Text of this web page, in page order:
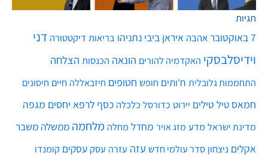
תגיות
7 באוקטובר אהבה איראן ביבי נתניהו בריאות דיקטטורה דני
וידיסלבסקי האקדמיה להורים הונאה הכנסות הצלחה
התחממות גלובלית ח'ותים חופש חטופים חיזבאללה חיים חיסונים
חמאס טיל טילים יירוט כדורסל כלכלה כסף לרפא יחסים מגפה
מדינת ישראל מדע מזג אויר מחדל מחלה מלחמה ממשלה משבר
אקלים ניצחון סדר עולמי חדש עזה עזרה עסק עסקים קומנדו